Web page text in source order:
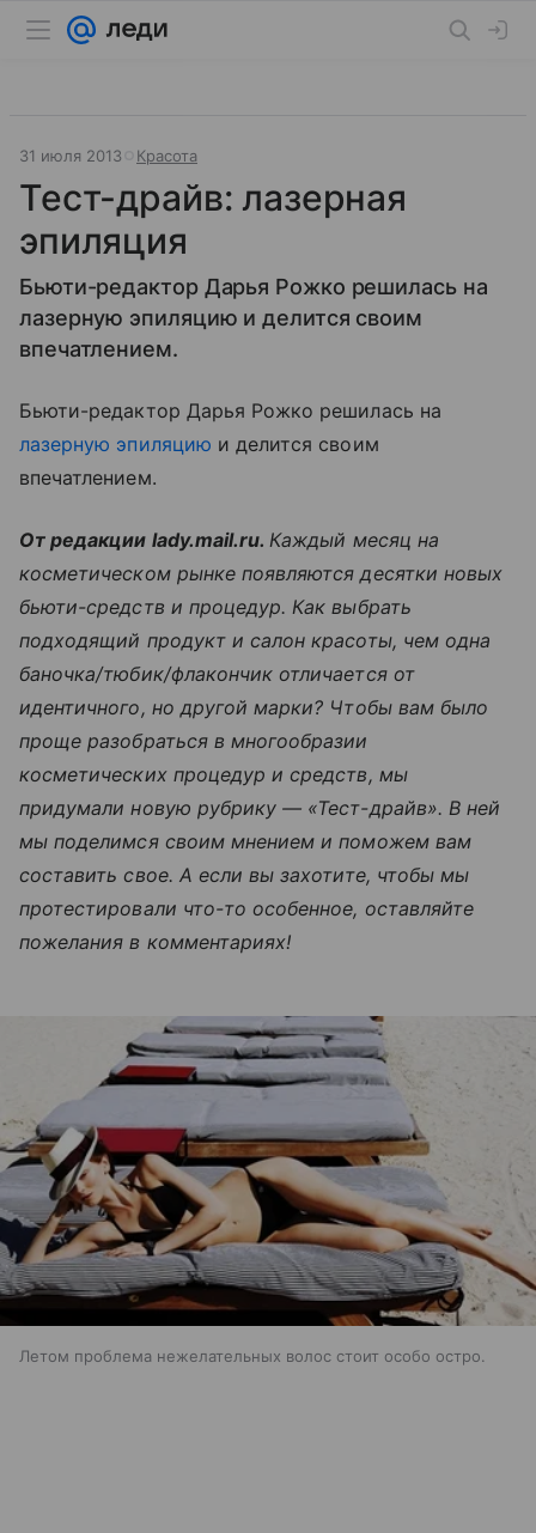
31 июля 2013 Красота
Тест-драйв: лазерная
эпиляция
Бьюти-редактор Дарья Рожко решилась на
лазерную эпиляцию и делится своим
впечатлением.
Бьюти-редактор Дарья Рожко решилась на
лазерную эпиляцию и делится своим
впечатлением.
От редакции lady.mail.ru.Каждый месяц на
косметическом рынке появляются десятки новых
бьюти-средств и процедур. Как выбрать
подходящий продукт и салон красоты, чем одна
баночка/тюбик/флакончик отличается от
идентичного, но другой марки? Чтобы вам было
проще разобраться в многообразии
косметических процедур и средств, мы
придумали новую рубрику — «Тест-драйв». В ней
мы поделимся своим мнением и поможем вам
составить свое. А если вы захотите, чтобы мы
протестировали что-то особенное, оставляйте
пожелания в комментариях!
Летом проблема нежелательных волос стоит особо остро.